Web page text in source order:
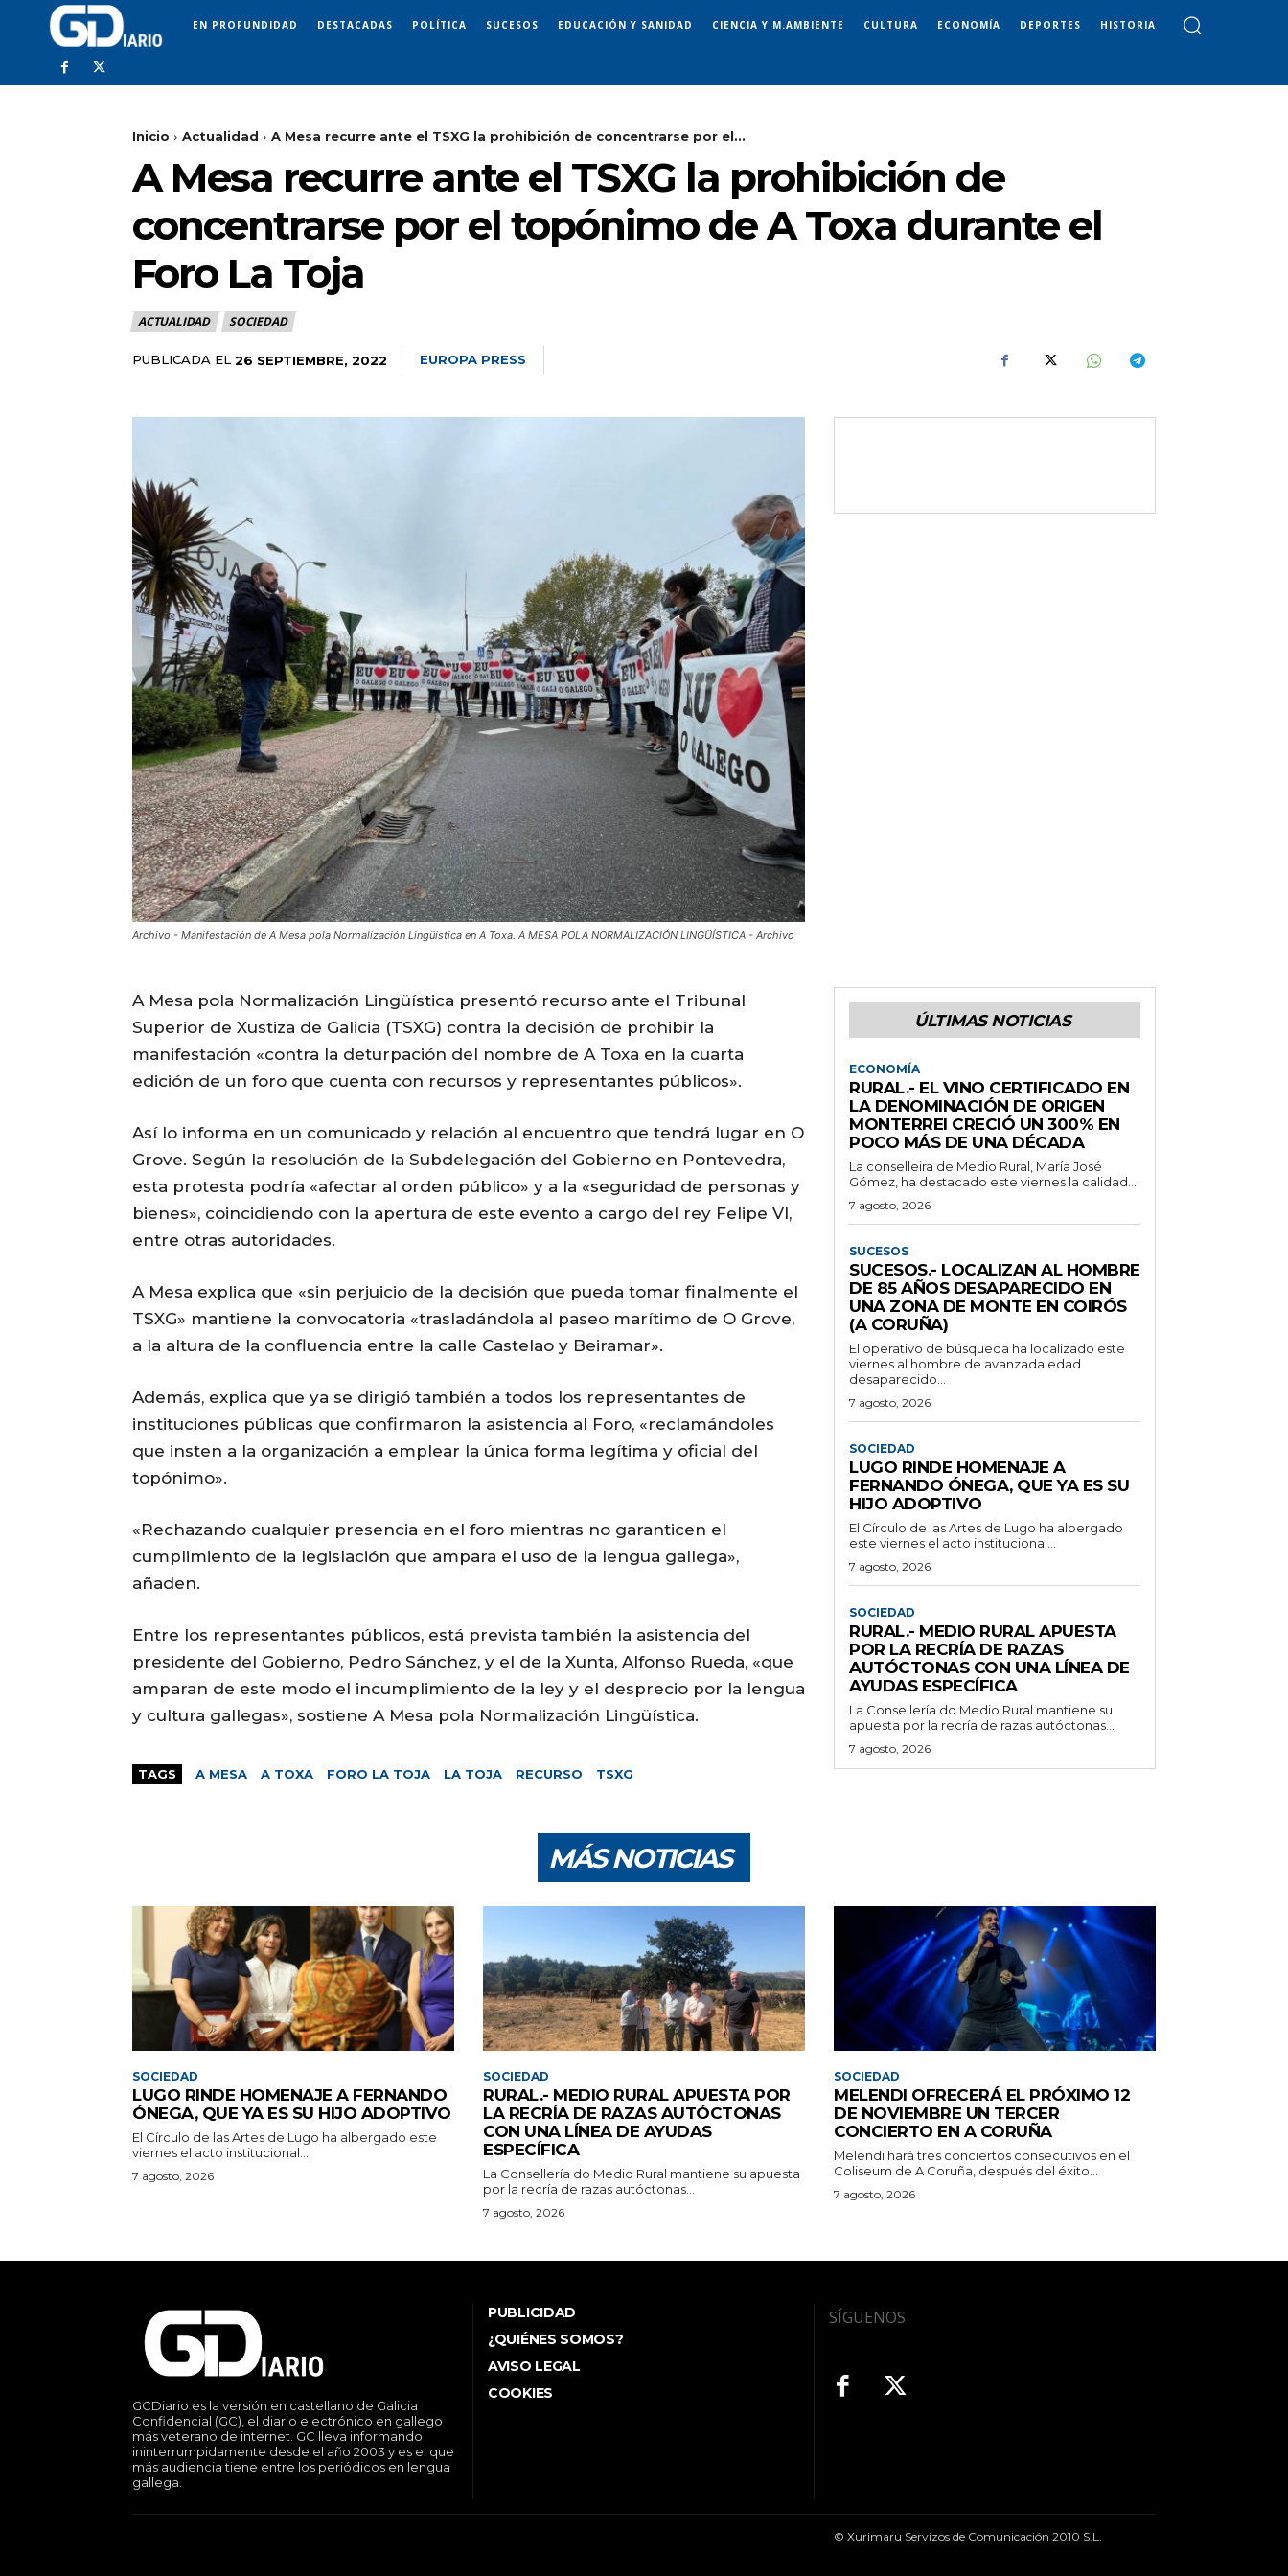
EN PROFUNDIDAD DESTACADAS POLÍTICA SUCESOS EDUCACIÓN Y SANIDAD CIENCIA Y M.AMBIENTE CULTURA ECONOMÍA DEPORTES HISTORIA
Inicio Actualidad A Mesa recurre ante el TSXG la prohibición de concentrarse por el...
A Mesa recurre ante el TSXG la prohibición de
concentrarse por el topónimo de A Toxa durante el
Foro La Toja
ACTUALIDAD SOCIEDAD
PUBLICADA EL 26 SEPTIEMBRE, 2022 EUROPA PRESS
Archivo - Manifestación de A Mesa pola Normalización Lingüística en A Toxa. A MESA POLA NORMALIZACIÓN LINGÜÍSTICA - Archivo
A Mesa pola Normalización Lingüística presentó recurso ante el Tribunal
Superior de Xustiza de Galicia (TSXG) contra la decisión de prohibir la
manifestación «contra la deturpación del nombre de A Toxa en la cuarta
edición de un foro que cuenta con recursos y representantes públicos».
Así lo informa en un comunicado y relación al encuentro que tendrá lugar en O
Grove. Según la resolución de la Subdelegación del Gobierno en Pontevedra,
esta protesta podría «afectar al orden público» y a la «seguridad de personas y
bienes», coincidiendo con la apertura de este evento a cargo del rey Felipe VI,
entre otras autoridades.
A Mesa explica que «sin perjuicio de la decisión que pueda tomar finalmente el
TSXG» mantiene la convocatoria «trasladándola al paseo marítimo de O Grove,
a la altura de la confluencia entre la calle Castelao y Beiramar».
Además, explica que ya se dirigió también a todos los representantes de
instituciones públicas que confirmaron la asistencia al Foro, «reclamándoles
que insten a la organización a emplear la única forma legítima y oficial del
topónimo».
«Rechazando cualquier presencia en el foro mientras no garanticen el
cumplimiento de la legislación que ampara el uso de la lengua gallega»,
añaden.
Entre los representantes públicos, está prevista también la asistencia del
presidente del Gobierno, Pedro Sánchez, y el de la Xunta, Alfonso Rueda, «que
amparan de este modo el incumplimiento de la ley y el desprecio por la lengua
y cultura gallegas», sostiene A Mesa pola Normalización Lingüística.
TAGS A MESA A TOXA FORO LA TOJA LA TOJA RECURSO TSXG
ÚLTIMAS NOTICIAS
ECONOMÍA
RURAL.- EL VINO CERTIFICADO EN
LA DENOMINACIÓN DE ORIGEN
MONTERREI CRECIÓ UN 300% EN
POCO MÁS DE UNA DÉCADA
La conselleira de Medio Rural, María José
Gómez, ha destacado este viernes la calidad...
7 agosto, 2026
SUCESOS
SUCESOS.- LOCALIZAN AL HOMBRE
DE 85 AÑOS DESAPARECIDO EN
UNA ZONA DE MONTE EN COIRÓS
(A CORUÑA)
El operativo de búsqueda ha localizado este
viernes al hombre de avanzada edad
desaparecido...
7 agosto, 2026
SOCIEDAD
LUGO RINDE HOMENAJE A
FERNANDO ÓNEGA, QUE YA ES SU
HIJO ADOPTIVO
El Círculo de las Artes de Lugo ha albergado
este viernes el acto institucional...
7 agosto, 2026
SOCIEDAD
RURAL.- MEDIO RURAL APUESTA
POR LA RECRÍA DE RAZAS
AUTÓCTONAS CON UNA LÍNEA DE
AYUDAS ESPECÍFICA
La Consellería do Medio Rural mantiene su
apuesta por la recría de razas autóctonas...
7 agosto, 2026
MÁS NOTICIAS
SOCIEDAD
LUGO RINDE HOMENAJE A FERNANDO
ÓNEGA, QUE YA ES SU HIJO ADOPTIVO
El Círculo de las Artes de Lugo ha albergado este
viernes el acto institucional...
7 agosto, 2026
SOCIEDAD
RURAL.- MEDIO RURAL APUESTA POR
LA RECRÍA DE RAZAS AUTÓCTONAS
CON UNA LÍNEA DE AYUDAS
ESPECÍFICA
La Consellería do Medio Rural mantiene su apuesta
por la recría de razas autóctonas...
7 agosto, 2026
SOCIEDAD
MELENDI OFRECERÁ EL PRÓXIMO 12
DE NOVIEMBRE UN TERCER
CONCIERTO EN A CORUÑA
Melendi hará tres conciertos consecutivos en el
Coliseum de A Coruña, después del éxito...
7 agosto, 2026
GCDiario es la versión en castellano de Galicia
Confidencial (GC), el diario electrónico en gallego
más veterano de internet. GC lleva informando
ininterrumpidamente desde el año 2003 y es el que
más audiencia tiene entre los periódicos en lengua
gallega.
PUBLICIDAD
¿QUIÉNES SOMOS?
AVISO LEGAL
COOKIES
SÍGUENOS
© Xurimaru Servizos de Comunicación 2010 S.L.